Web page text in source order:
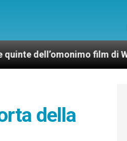
film di Wim Wenders
della